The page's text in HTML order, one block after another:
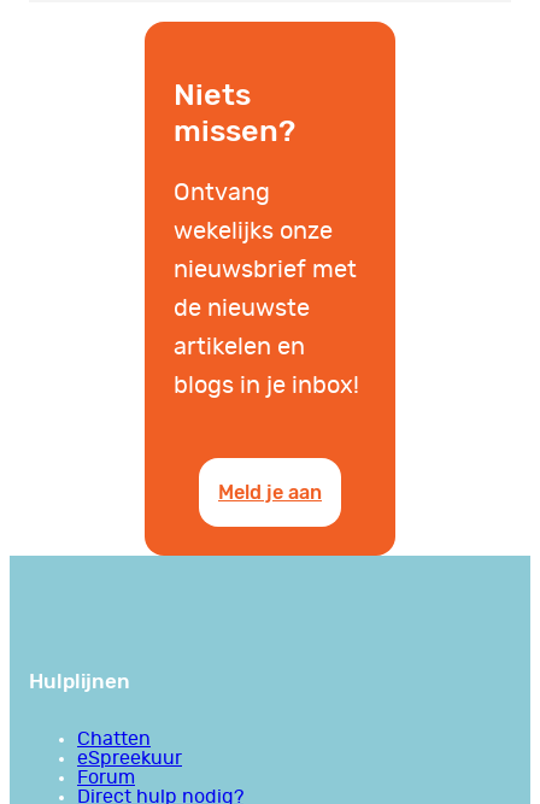
Niets
missen?
Ontvang
wekelijks onze
nieuwsbrief met
de nieuwste
artikelen en
blogs in je inbox!
Meld je aan
Hulplijnen
Chatten
eSpreekuur
Forum
Direct hulp nodig?